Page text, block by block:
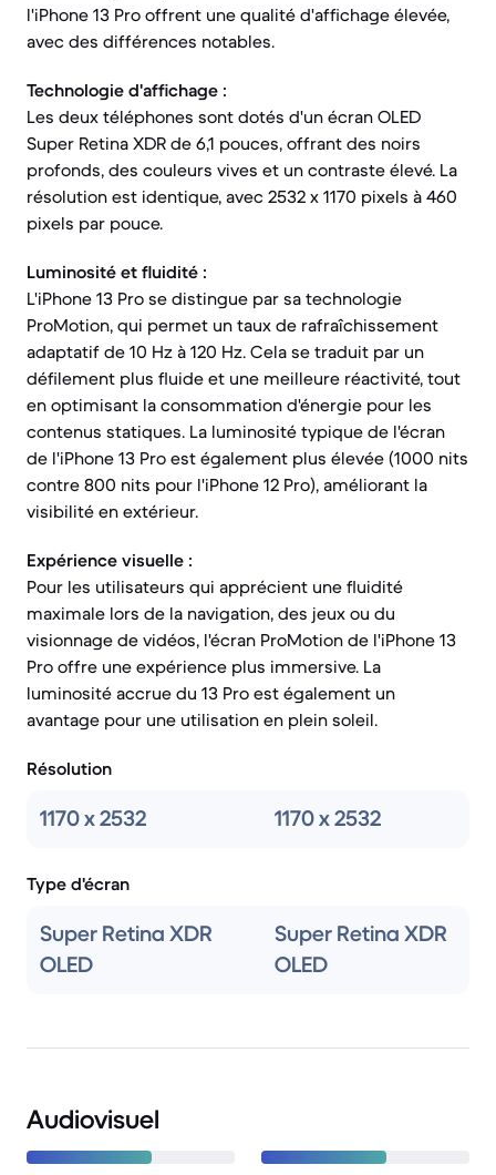
l'iPhone 13 Pro offrent une qualité d'affichage élevée,
avec des différences notables.
Technologie d'affichage :
Les deux téléphones sont dotés d'un écran OLED
Super Retina XDR de 6,1 pouces, offrant des noirs
profonds, des couleurs vives et un contraste élevé. La
résolution est identique, avec 2532 x 1170 pixels à 460
pixels par pouce.
Luminosité et fluidité :
L'iPhone 13 Pro se distingue par sa technologie
ProMotion, qui permet un taux de rafraîchissement
adaptatif de 10 Hz à 120 Hz. Cela se traduit par un
défilement plus fluide et une meilleure réactivité, tout
en optimisant la consommation d'énergie pour les
contenus statiques. La luminosité typique de l'écran
de l'iPhone 13 Pro est également plus élevée (1000 nits
contre 800 nits pour l'iPhone 12 Pro), améliorant la
visibilité en extérieur.
Expérience visuelle :
Pour les utilisateurs qui apprécient une fluidité
maximale lors de la navigation, des jeux ou du
visionnage de vidéos, l'écran ProMotion de l'iPhone 13
Pro offre une expérience plus immersive. La
luminosité accrue du 13 Pro est également un
avantage pour une utilisation en plein soleil.
Résolution
1170 x 2532 1170 x 2532
Type d'écran
Super Retina XDR
OLED
Super Retina XDR
OLED
Audiovisuel